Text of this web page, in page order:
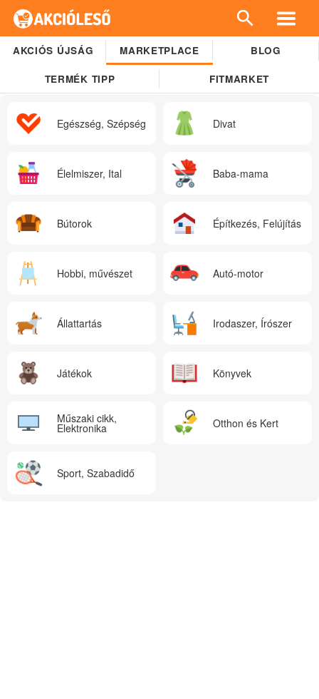
AKCIÓS ÚJSÁG MARKETPLACE BLOG
TERMÉK TIPP FITMARKET
Egészség, Szépség Divat
Élelmiszer, Ital Baba-mama
Bútorok Építkezés, Felújítás
Hobbi, művészet Autó-motor
Állattartás Irodaszer, Írószer
Játékok Könyvek
Műszaki cikk,
Elektronika Otthon és Kert
Sport, Szabadidő